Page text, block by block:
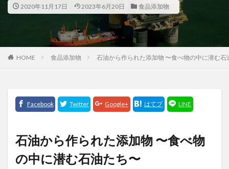
2020年11月17日 2023年6月20日 食品添加物
HOME 食品添加物 石油から作られた添加物 〜食べ物の中に潜む石
石油から作られた添加物 〜食べ物
の中に潜む石油たち〜